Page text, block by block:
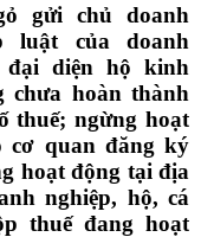
gửi chủ doanh
luật của doanh
đại diện hộ kinh
chưa hoàn thành
thuế; ngừng hoạt
cơ quan đăng ký
hoạt động tại địa
nghiệp, hộ, cá
thuế đang hoạt